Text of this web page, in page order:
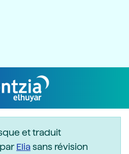
et traduit
Eliasans révision